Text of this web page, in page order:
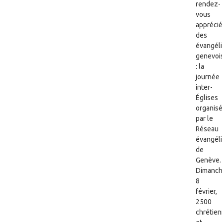
rendez-
vous
apprécié
des
: la
journée
inter-
Églises
par le
Réseau
de
Genève.
8
février,
2500